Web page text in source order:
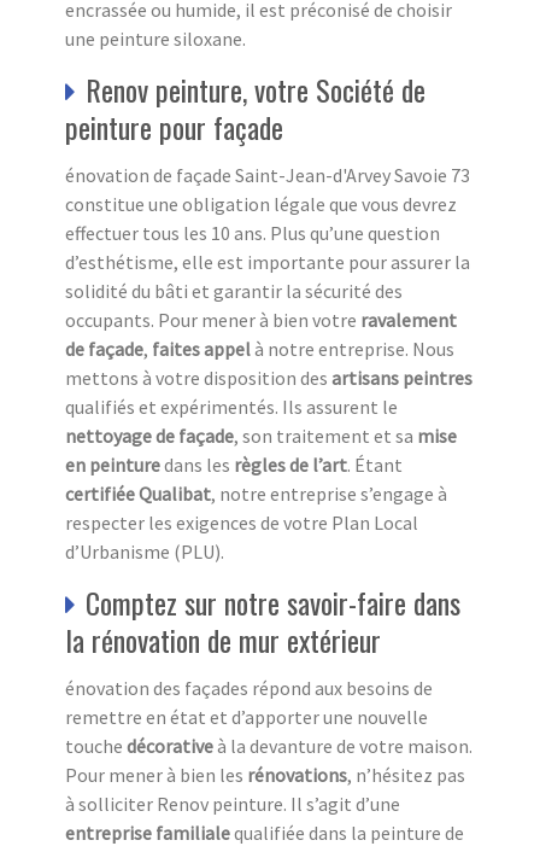
encrassée ou humide, il est préconisé de choisir
une peinture siloxane.
Renov peinture, votre Société de
peinture pour façade
énovation de façade Saint-Jean-d'Arvey Savoie 73
constitue une obligation légale que vous devrez
effectuer tous les 10 ans. Plus qu’une question
d’esthétisme, elle est importante pour assurer la
solidité du bâti et garantir la sécurité des
occupants. Pour mener à bien votre ravalement
de façade, faites appelà notre entreprise. Nous
mettons à votre disposition des artisans peintres
qualifiés et expérimentés. Ils assurent le
nettoyage de façade, son traitement et sa mise
en peinturedans les règles de l’art. Étant
certifiée Qualibat, notre entreprise s’engage à
respecter les exigences de votre Plan Local
d’Urbanisme (PLU).
Comptez sur notre savoir-faire dans
la rénovation de mur extérieur
énovation des façades répond aux besoins de
remettre en état et d’apporter une nouvelle
touche décorativeà la devanture de votre maison.
Pour mener à bien les rénovations, n’hésitez pas
à solliciter Renov peinture. Il s’agit d’une
entreprise familialequalifiée dans la peinture de